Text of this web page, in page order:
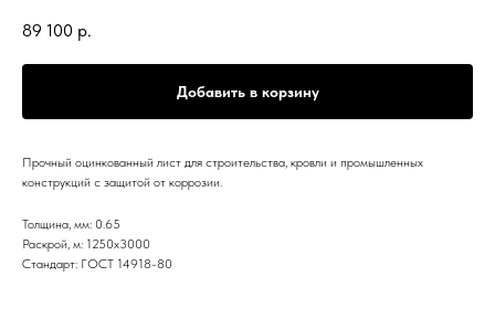
89 100 р.
Добавить в корзину
Прочный оцинкованный лист для строительства, кровли и промышленных
конструкций с защитой от коррозии.
Толщина, мм: 0.65
Раскрой, м: 1250х3000
Стандарт: ГОСТ 14918-80